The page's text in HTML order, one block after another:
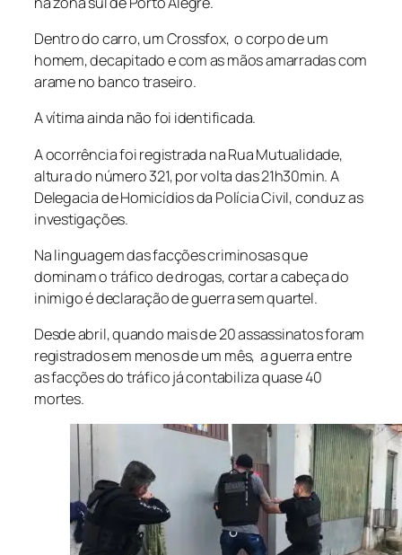
Dentro do carro, um Crossfox, o corpo de um
homem, decapitado e com as mãos amarradas com
arame no banco traseiro.
A vítima ainda não foi identificada.
A ocorrência foi registrada na Rua Mutualidade,
altura do número 321, por volta das 21h30min. A
Delegacia de Homicídios da Polícia Civil, conduz as
investigações.
Na linguagem das facções criminosas que
dominam o tráfico de drogas, cortar a cabeça do
inimigo é declaração de guerra sem quartel.
Desde abril, quando mais de 20 assassinatos foram
registrados em menos de um mês, a guerra entre
as facções do tráfico já contabiliza quase 40
mortes.